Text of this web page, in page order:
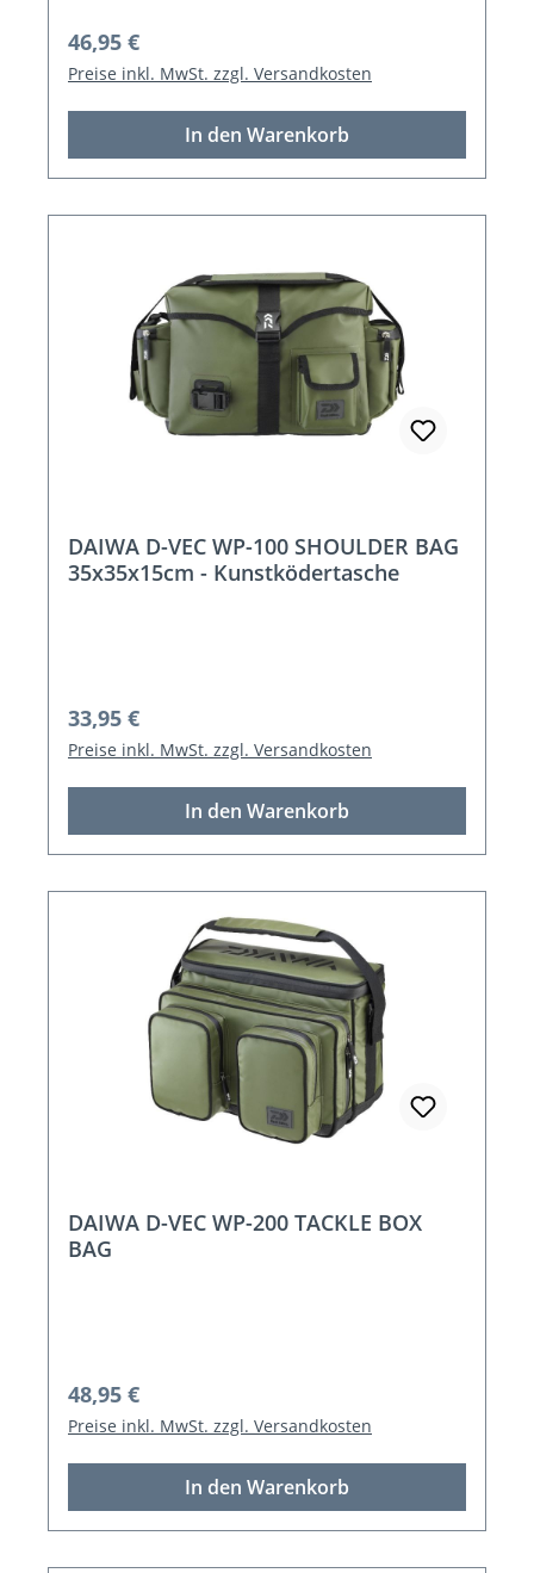
Regulärer Preis:
46,95 €
Preise inkl. MwSt. zzgl. Versandkosten
In den Warenkorb
DAIWA D-VEC WP-100 SHOULDER BAG
35x35x15cm - Kunstködertasche
Regulärer Preis:
33,95 €
Preise inkl. MwSt. zzgl. Versandkosten
In den Warenkorb
DAIWA D-VEC WP-200 TACKLE BOX
BAG
Regulärer Preis:
48,95 €
Preise inkl. MwSt. zzgl. Versandkosten
In den Warenkorb